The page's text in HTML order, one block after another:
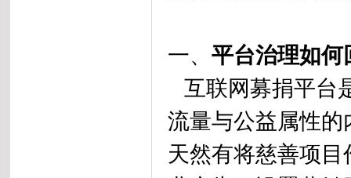
一、 平台治理如何
互联网募捐平台
流量与公益属性
天然有将慈善项